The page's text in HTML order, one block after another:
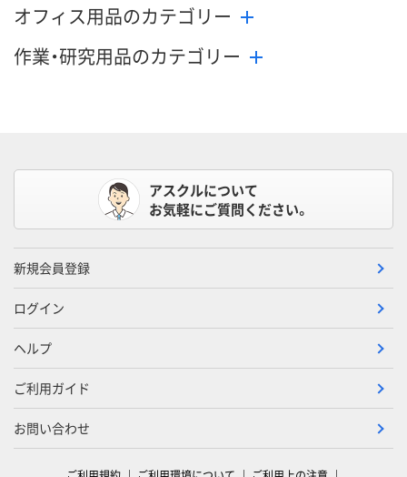
オフィス用品のカテゴリー
作業・研究用品のカテゴリー
アスクルについて
お気軽にご質問ください。
新規会員登録
ログイン
ヘルプ
ご利用ガイド
お問い合わせ